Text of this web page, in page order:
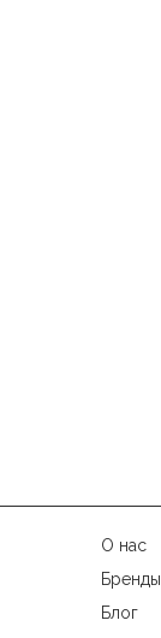
О нас
Бренды
Блог